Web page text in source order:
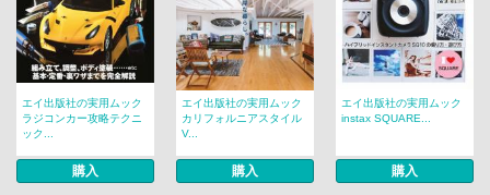
エイ出版社の実用ムック
ラジコンカー攻略テクニ
ック...
購入
エイ出版社の実用ムック
カリフォルニアスタイル
V...
購入
エイ出版社の実用ムック
instax SQUARE...
購入